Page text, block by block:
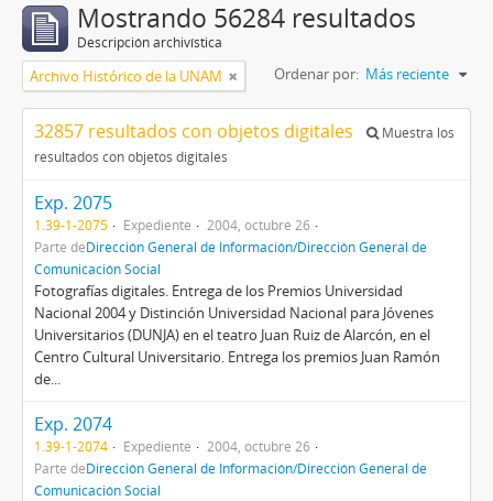
Mostrando 56284 resultados
Descripción archivística
Archivo Histórico de la UNAM Ordenar por: Más reciente
32857 resultados con objetos digitales
Muestra los
resultados con objetos digitales
Exp. 2075
1.39-1-2075 Expediente
2004, octubre 26
Parte deDirección General de Información/Dirección General de
Comunicación Social
Fotografías digitales. Entrega de los Premios Universidad
Nacional 2004 y Distinción Universidad Nacional para Jóvenes
Universitarios (DUNJA) en el teatro Juan Ruiz de Alarcón, en el
Centro Cultural Universitario. Entrega los premios Juan Ramón
de...
Exp. 2074
1.39-1-2074 Expediente
2004, octubre 26
Parte deDirección General de Información/Dirección General de
Comunicación Social